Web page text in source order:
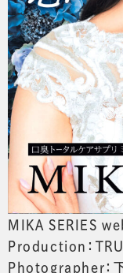
MIKA SERIES
Production：
Photographer：